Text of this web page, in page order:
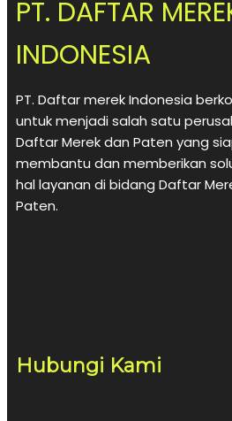
PT. DAFTAR
INDONESIA
PT. Daftar merek Indonesia
untuk menjadi salah satu
Daftar Merek dan Paten yang
membantu dan memberikan
hal layanan di bidang Daftar
Paten.
Hubungi Kami